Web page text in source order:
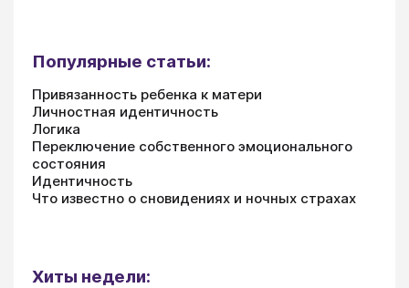
Популярные статьи:
Привязанность ребенка к матери
Личностная идентичность
Логика
Переключение собственного эмоционального
состояния
Идентичность
Что известно о сновидениях и ночных страхах
Хиты недели: